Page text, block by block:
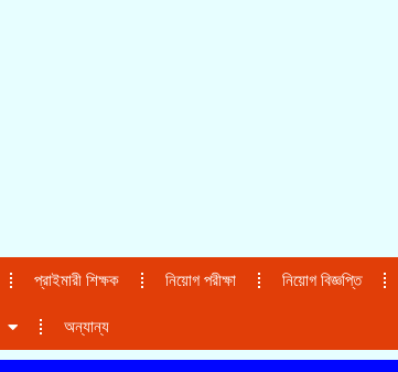
প্রাইমারী শিক্ষক নিয়োগ পরীক্ষা নিয়োগ বিজ্ঞপ্তি
অন্যান্য